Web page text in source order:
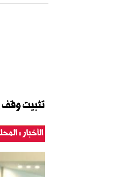
تثبيت وقف
الأخبار